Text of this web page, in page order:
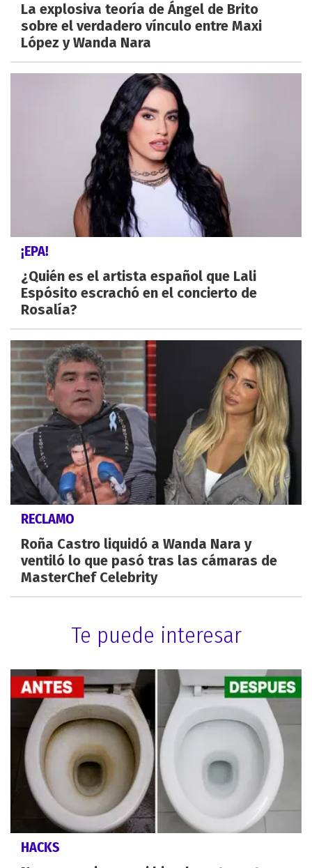
La explosiva teoría de Ángel de Brito
sobre el verdadero vínculo entre Maxi
López y Wanda Nara
¡EPA!
¿Quién es el artista español que Lali
Espósito escrachó en el concierto de
Rosalía?
RECLAMO
Roña Castro liquidó a Wanda Nara y
ventiló lo que pasó tras las cámaras de
MasterChef Celebrity
Te puede interesar
HACKS